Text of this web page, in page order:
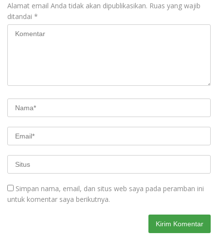
Alamat email Anda tidak akan dipublikasikan. Ruas yang wajib
ditandai *
Simpan nama, email, dan situs web saya pada peramban ini
untuk komentar saya berikutnya.